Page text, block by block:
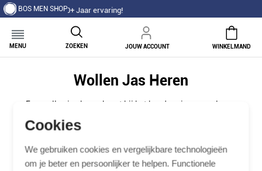
Cookies
We gebruiken cookies en vergelijkbare technologieën
om je beter en persoonlijker te helpen. Functionele
BOS MEN SHOP
ervaring!
MENU ZOEKEN JOUW ACCOUNT WINKELMAND
Wollen Jas Heren
Een wollen jas heren hoort bij het koude seizoen zoals een
zwaar aan te voelen en oogt meteen verzorgd. Wol werkt
ook bij wisselende temperaturen prettig blijft zitten. Draag
je hem los over een trui en broek, of juist over een pak naar